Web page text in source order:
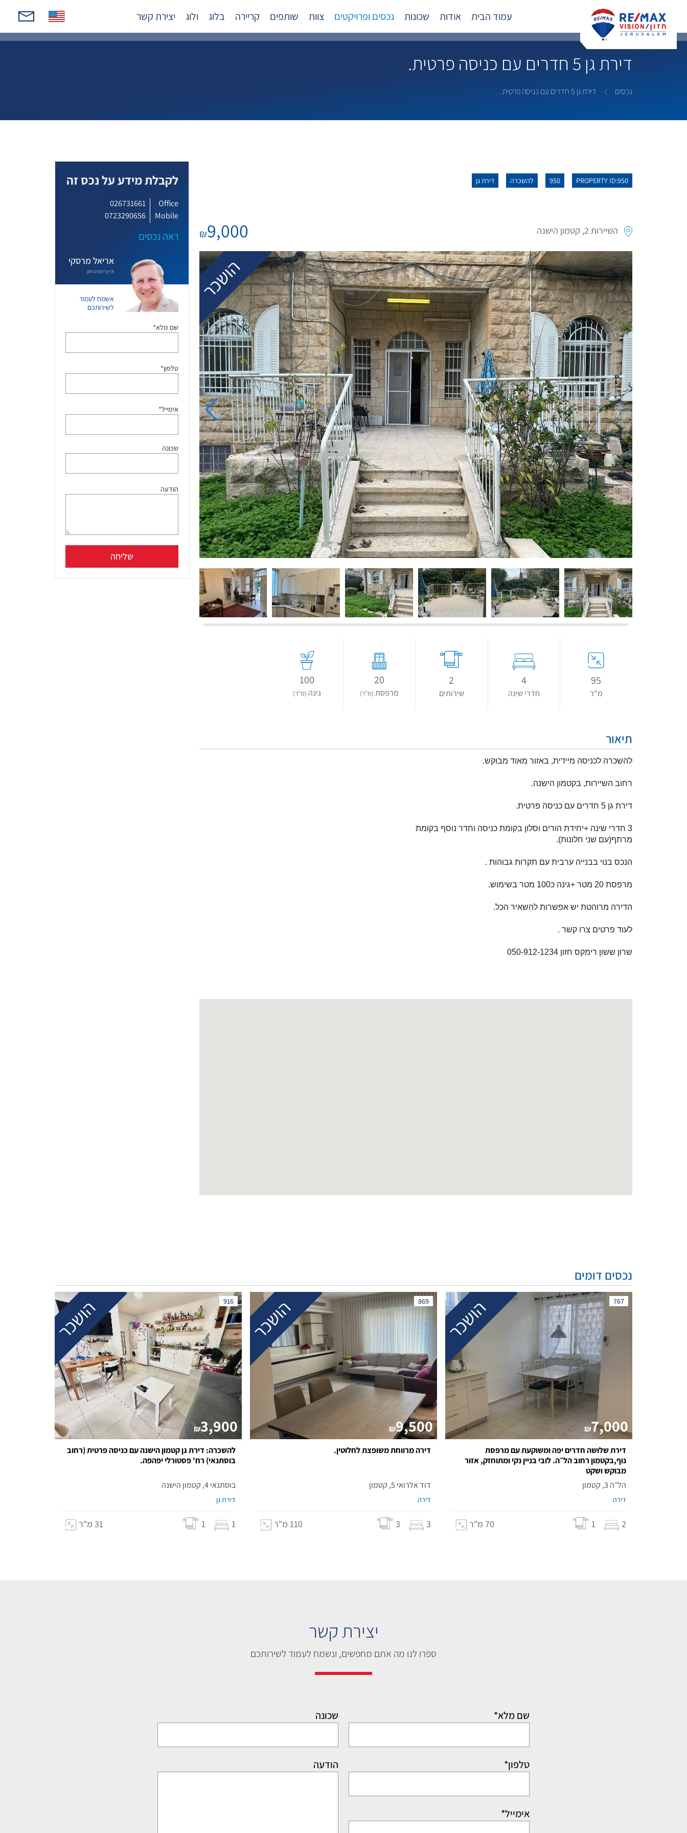
עמוד הבית אודות שכונות נכסים ופרויקטים צוות שותפים קריירה בלוג ולוג יצירת קשר
דירת גן 5 חדרים עם כניסה פרטית.
נכסים דירת גן 5 חדרים עם כניסה פרטית.
PROPERTY ID:950
950 להשכרה דירת גן
הושכר
₪9,000 השיירות 2, קטמון הישנה
95
מ"ר
4
חדרי שינה
2
שירותים
20
מרפסת (מ"ר)
100
גינה (מ"ר)
תיאור
להשכרה לכניסה מיידית, באזור מאוד מבוקש.
רחוב השיירות, בקטמון הישנה.
דירת גן 5 חדרים עם כניסה פרטית.
3 חדרי שינה +יחידת הורים וסלון בקומת כניסה וחדר נוסף בקומת
מרתף(עם שני חלונות).
הנכס בנוי בבנייה ערבית עם תקרות גבוהות .
מרפסת 20 מטר +גינה כ100 מטר בשימוש.
הדירה מרוהטת יש אפשרות להשאיר הכל.
לעוד פרטים צרו קשר .
שרון ששון רימקס חזון 050-912-1234
לקבלת מידע על נכס זה
Office
026731661
Mobile
0723290656
ראה נכסים
אריאל מרסקי
זכיין רי\מרס חזון
אשמח לעמוד
לשירותכם
שם מלא*
טלפון*
אימייל*
שכונה
הודעה
שליחה
נכסים דומים
767
₪7,000
הושכר
דירת שלושה חדרים יפה ומשוקעת עם מרפסת
נוף,בקטמון רחוב הל״ה. לובי בניין נקי ומתוחזק, אזור
מבוקש ושקט
הל״ה 3, קטמון
דירה
2
1 70 מ"ר
869
₪9,500
הושכר
דירה מרווחת משופצת לחלוטין.
דוד אלרואי 5, קטמון
דירה
3
3 110 מ"ר
916
₪3,900
הושכר
להשכרה: דירת גן קטמון הישנה עם כניסה פרטית (רחוב
בוסתנאי) רח' פסטורלי יפהפה.
בוסתנאי 4, קטמון הישנה
דירת גן
1
1 31 מ"ר
יצירת קשר
ספרו לנו מה אתם מחפשים, ונשמח לעמוד לשירותכם
שם מלא*
טלפון*
אימייל*
שכונה
הודעה